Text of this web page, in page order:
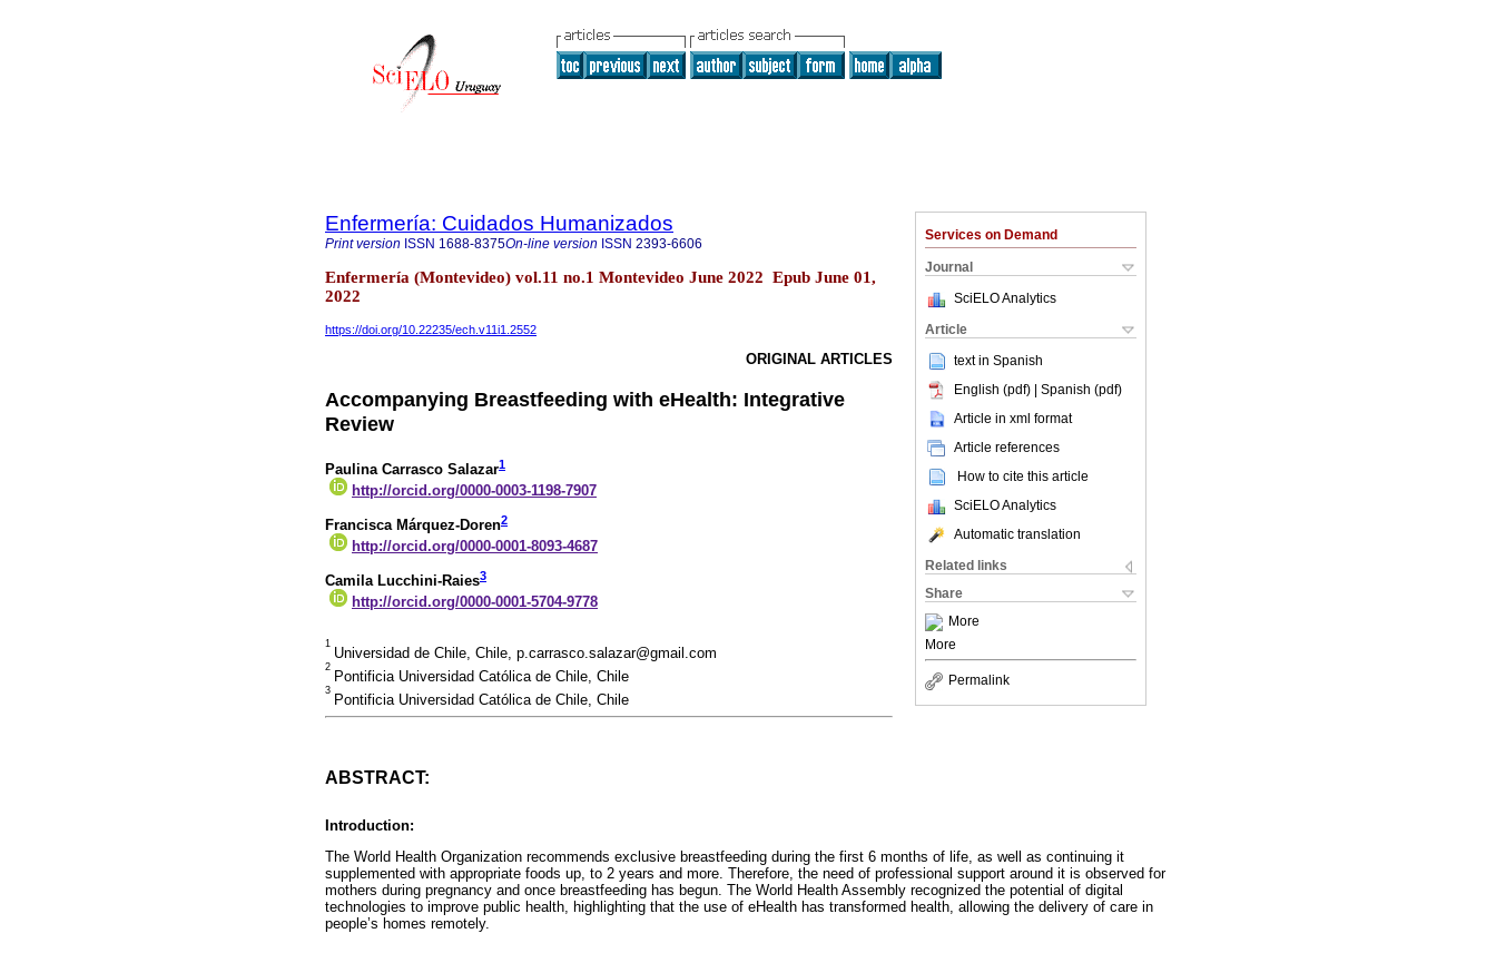
Services on Demand
Journal
SciELO Analytics
Article
text in Spanish
English (pdf) | Spanish (pdf)
Article in xml format
Article references
How to cite this article
SciELO Analytics
Automatic translation
Related links
Share
More
More
Permalink
Enfermería: Cuidados Humanizados
Print version ISSN 1688-8375On-line version ISSN 2393-6606
Enfermería (Montevideo) vol.11 no.1 Montevideo June 2022 Epub June 01,
2022
https://doi.org/10.22235/ech.v11i1.2552
ORIGINAL ARTICLES
Accompanying Breastfeeding with eHealth: Integrative
Review
Paulina Carrasco Salazar1
http://orcid.org/0000-0003-1198-7907
Francisca Márquez-Doren2
http://orcid.org/0000-0001-8093-4687
Camila Lucchini-Raies3
http://orcid.org/0000-0001-5704-9778
1
Universidad de Chile, Chile, p.carrasco.salazar@gmail.com
2
Pontificia Universidad Católica de Chile, Chile
3
Pontificia Universidad Católica de Chile, Chile
ABSTRACT:
Introduction:
The World Health Organization recommends exclusive breastfeeding during the first 6 months of life, as well as continuing it
supplemented with appropriate foods up, to 2 years and more. Therefore, the need of professional support around it is observed for
mothers during pregnancy and once breastfeeding has begun. The World Health Assembly recognized the potential of digital
technologies to improve public health, highlighting that the use of eHealth has transformed health, allowing the delivery of care in
people’s homes remotely.